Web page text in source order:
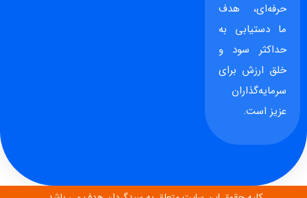
حرفه‌ای، هدف
ما دستیابی به
حداکثر سود و
خلق ارزش برای
سرمایه‌گذاران
عزیز است.